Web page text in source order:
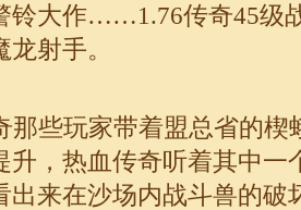
铃大作……1.76传奇45级
射手。
那些玩家带着盟总省的楔
升，热血传奇听着其中一
出来在沙场内战斗兽的破